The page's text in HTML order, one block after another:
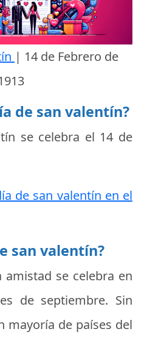
| 14 de Febrero de
de san valentín?
se celebra el 14 de
de san valentín en el
san valentín?
se celebra en
de septiembre. Sin
mayoría de países del